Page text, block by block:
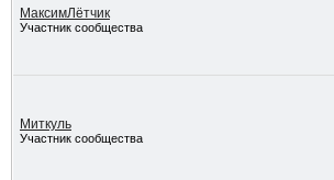
МаксимЛётчик
Участник сообщества
Миткуль
Участник сообщества